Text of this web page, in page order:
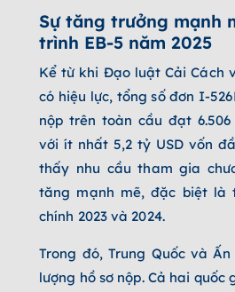
Sự tăng trưởng mạnh
trình EB-5 năm 2025
Kể từ khi Đạo luật Cải Cách
có hiệu lực, tổng số đơn I-
nộp trên toàn cầu đạt
với ít nhất 5,2 tỷ USD vốn
thấy nhu cầu tham gia
tăng mạnh mẽ, đặc biệt là
chính 2023 và 2024.
Trong đó, Trung Quốc và
lượng hồ sơ nộp. Cả hai quốc